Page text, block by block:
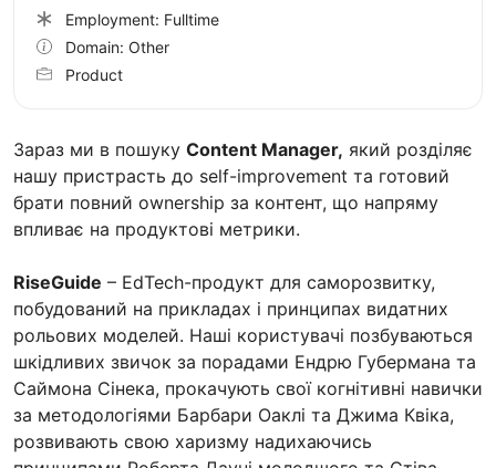
Зараз ми в пошуку Content Manager, який розділяє
нашу пристрасть до self-improvement та готовий
брати повний ownership за контент, що напряму
впливає на продуктові метрики.
RiseGuide – EdTech-продукт для саморозвитку,
побудований на прикладах і принципах видатних
рольових моделей. Наші користувачі позбуваються
шкідливих звичок за порадами Ендрю Губермана та
Саймона Сінека, прокачують свої когнітивні навички
за методологіями Барбари Оаклі та Джима Квіка,
розвивають свою харизму надихаючись
Employment: Fulltime
Domain: Other
Product